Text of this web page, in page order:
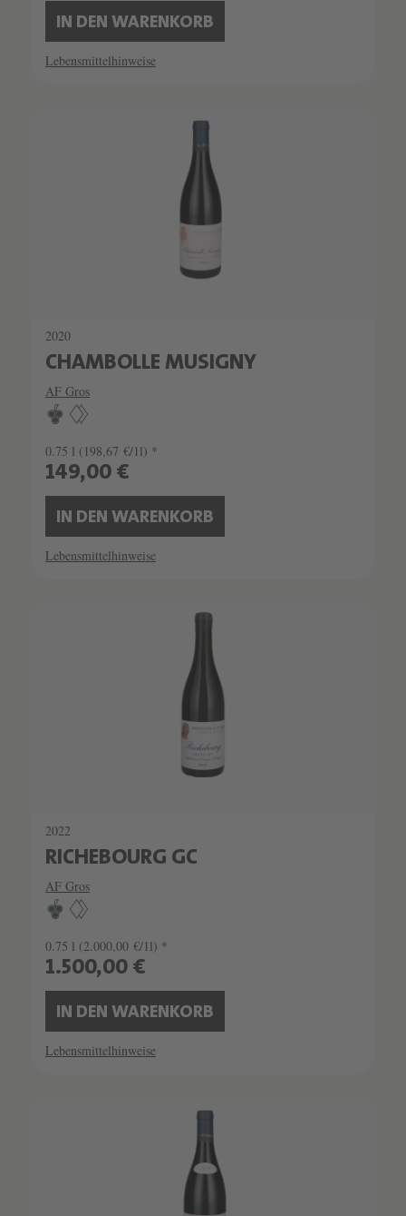
IN DEN WARENKORB
Lebensmittelhinweise
2020
CHAMBOLLE MUSIGNY
AF Gros
0.75 l (198,67 €/1l) *
149,00 €
IN DEN WARENKORB
Lebensmittelhinweise
2022
RICHEBOURG GC
AF Gros
0.75 l (2.000,00 €/1l) *
1.500,00 €
IN DEN WARENKORB
Lebensmittelhinweise